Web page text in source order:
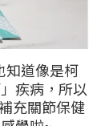
知道像是柯
疾病，所以
充關節保健